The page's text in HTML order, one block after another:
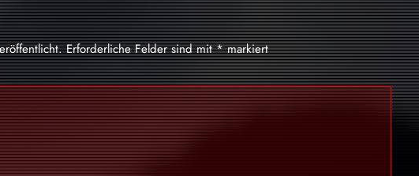
Erforderliche Felder sind mit*markiert